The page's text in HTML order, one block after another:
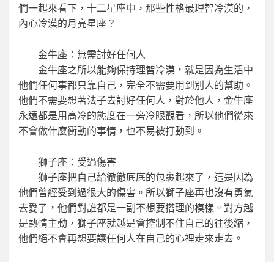
們一起來看下，十二星座中，那些性格最理智冷漠的，
內心冷漠的月亮星座？
金牛座：無需討好任何人
金牛座之所以能夠保持理智冷漠，就是因為生活中
他們任何事都只靠自己，完全不需要用到別人的幫助。
他們不需要想著法子去討好任何人，對於他人，金牛座
永遠都是用高冷的態度在一旁冷眼觀看，所以他們從來
不會做什麼衝動的事情，也不易被打動到。
獅子座：受過傷害
獅子座把自己給徹徹底底的包裹起來了，這是因為
他們曾經受到過很大的傷害。所以獅子座再也沒有勇氣
去愛了，他們對誰都是一副不想要搭理的模樣。對方越
是熱情主動，獅子座就越是會控制不住自己的往後縮，
他們絕不會再想要讓任何人在自己的心裡走來走去。